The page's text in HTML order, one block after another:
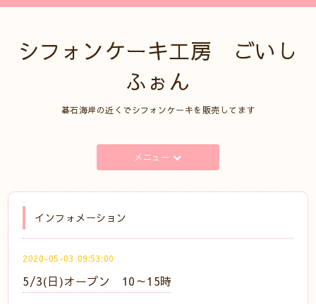
シフォンケーキ工房 ごいし
ふぉん
碁石海岸の近くでシフォンケーキを販売してます
メニュー
インフォメーション
2020-05-03 09:53:00
5/3(日)オープン 10～15時